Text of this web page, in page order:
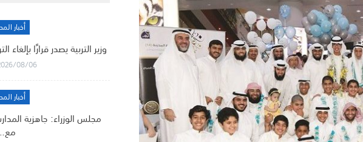
أخبار
وزير التربية يصدر قرارًا
08/06
أخبار
مجلس الوزراء: جاهزية